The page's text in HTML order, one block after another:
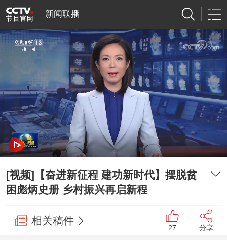
新闻联播
[视频]【奋进新征程 建功新时代】摆脱贫
困彪炳史册 乡村振兴再启新程
相关稿件
27 分享